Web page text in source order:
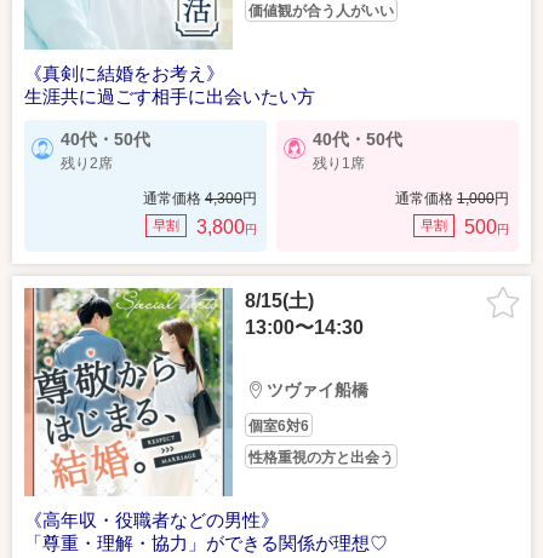
価値観が合う人がいい
《真剣に結婚をお考え》
生涯共に過ごす相手に出会いたい方
40代・50代
残り2席
通常価格 4,300円
早割 3,800円
40代・50代
残り1席
通常価格 1,000円
早割 500円
8/15(土)
13:00〜14:30
ツヴァイ船橋
個室6対6
性格重視の方と出会う
《高年収・役職者などの男性》
「尊重・理解・協力」ができる関係が理想♡